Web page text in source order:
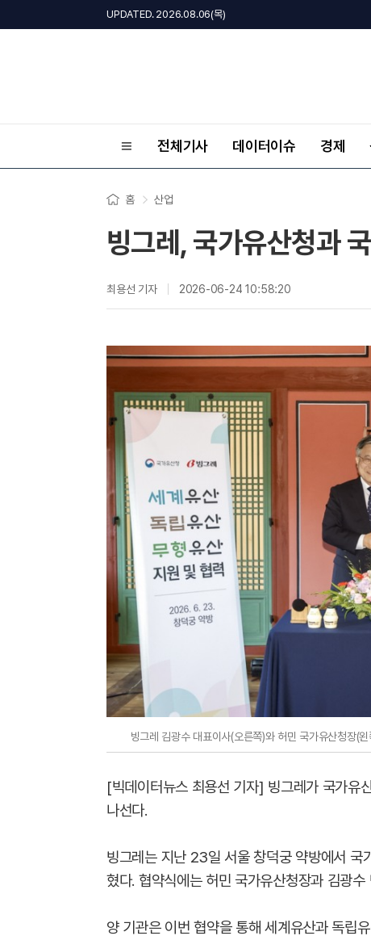
UPDATED. 2026.08.06(목)
전체기사 데이터이슈 경제
홈 산업
빙그레, 국가유산청과
최용선 기자 2026-06-24 10:58:20
빙그레 김광수 대표이사(오른쪽)와 허민 국가유산청장(
[빅데이터뉴스 최용선 기자] 빙그레가 국가유
나선다.
빙그레는 지난 23일 서울 창덕궁 약방에서 국
혔다. 협약식에는 허민 국가유산청장과 김광
양 기관은 이번 협약을 통해 세계유산과 독립